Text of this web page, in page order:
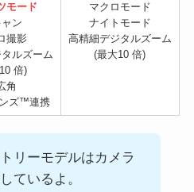
モード
ン
撮影
ルズーム
倍)
角
ズ™連携
マクロモード
ナイトモード
高精細デジタルズーム
(最大10 倍)
リーモデルはカメラ
ているよ。